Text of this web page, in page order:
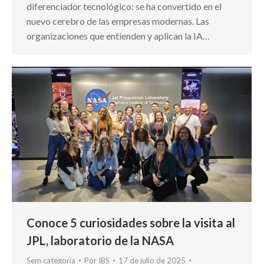
diferenciador tecnológico: se ha convertido en el
nuevo cerebro de las empresas modernas. Las
organizaciones que entienden y aplican la IA…
Conoce 5 curiosidades sobre la visita al
JPL, laboratorio de la NASA
Sem categoria Por IBS 17 de julio de 2025